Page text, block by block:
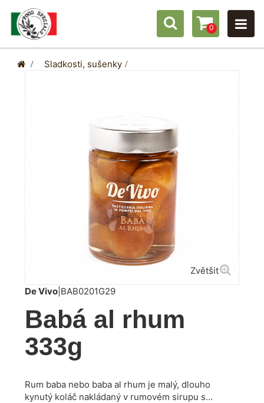
0
> Sladkosti, sušenky >
Zvětšit
De Vivo BAB0201G29
Babá al rhum
333g
Rum baba nebo baba al rhum je malý, dlouho
kynutý koláč nakládaný v rumovém sirupu s